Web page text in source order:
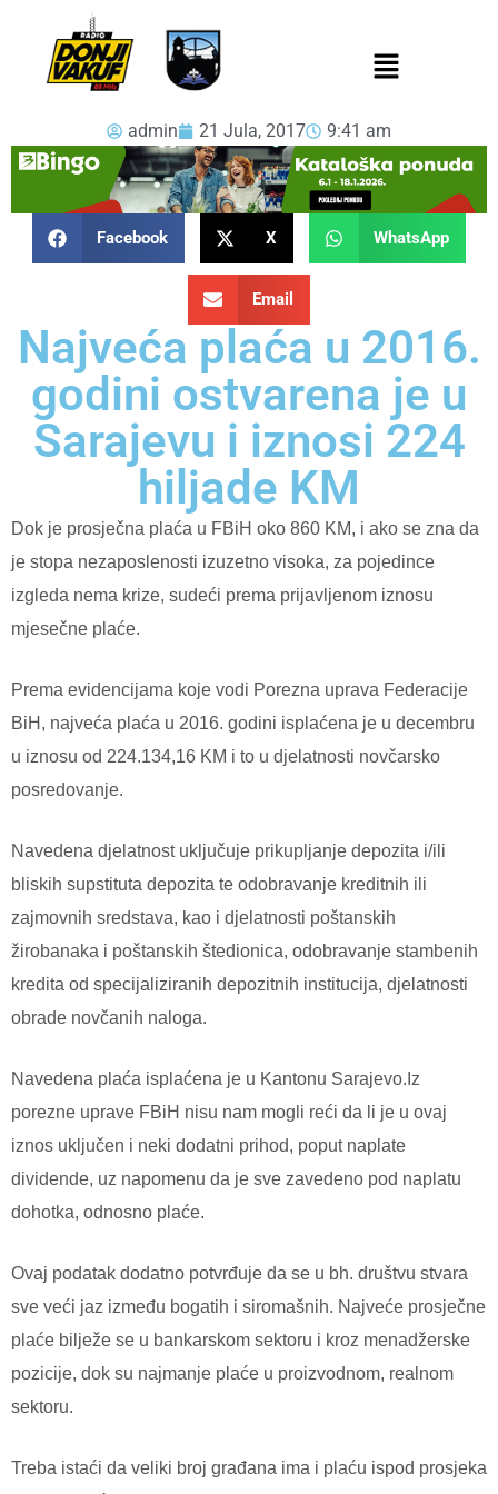
admin 21 Jula, 2017 9:41 am
Facebook X WhatsApp
Email
Najveća plaća u 2016.
godini ostvarena je u
Sarajevu i iznosi 224
hiljade KM
Dok je prosječna plaća u FBiH oko 860 KM, i ako se zna da
je stopa nezaposlenosti izuzetno visoka, za pojedince
izgleda nema krize, sudeći prema prijavljenom iznosu
mjesečne plaće.
Prema evidencijama koje vodi Porezna uprava Federacije
BiH, najveća plaća u 2016. godini isplaćena je u decembru
u iznosu od 224.134,16 KM i to u djelatnosti novčarsko
posredovanje.
Navedena djelatnost uključuje prikupljanje depozita i/ili
bliskih supstituta depozita te odobravanje kreditnih ili
zajmovnih sredstava, kao i djelatnosti poštanskih
žirobanaka i poštanskih štedionica, odobravanje stambenih
kredita od specijaliziranih depozitnih institucija, djelatnosti
obrade novčanih naloga.
Navedena plaća isplaćena je u Kantonu Sarajevo.Iz
porezne uprave FBiH nisu nam mogli reći da li je u ovaj
iznos uključen i neki dodatni prihod, poput naplate
dividende, uz napomenu da je sve zavedeno pod naplatu
dohotka, odnosno plaće.
Ovaj podatak dodatno potvrđuje da se u bh. društvu stvara
sve veći jaz između bogatih i siromašnih. Najveće prosječne
plaće bilježe se u bankarskom sektoru i kroz menadžerske
pozicije, dok su najmanje plaće u proizvodnom, realnom
sektoru.
Treba istaći da veliki broj građana ima i plaću ispod prosjeka